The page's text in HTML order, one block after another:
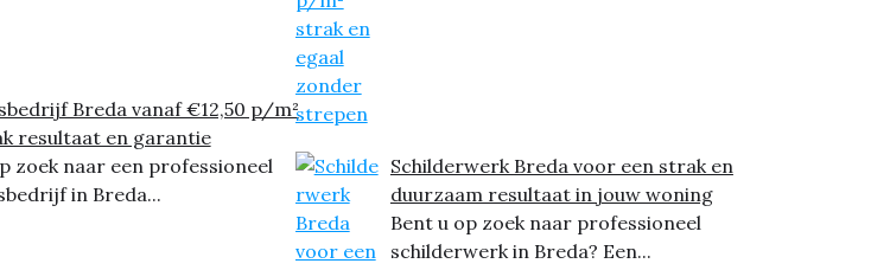
Breda vanaf €12,50 p/m²
resultaat en garantie
zoek naar een professioneel
in Breda...
Schilderwerk Breda voor een strak en
duurzaam resultaat in jouw woning
Bent u op zoek naar professioneel
schilderwerk in Breda? Een...